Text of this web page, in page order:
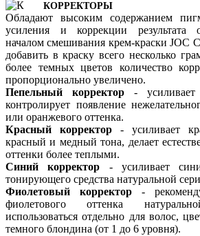
КОРРЕКТОРЫ
Обладают высоким содержанием
усиления и коррекции результата
началом смешивания крем-краски JOC
добавить в краску всего несколько
более темных цветов количество
пропорционально увеличено.
Пепельный корректор -
контролирует появление
или оранжевого оттенка.
Красный корректор - усиливает
красный и медный тона, делает
оттенки более теплыми.
Синий корректор - усиливает
тонирующего средства натуральной
Фиолетовый корректор -
фиолетового оттенка
использоваться отдельно для волос,
темного блондина (от 1 до 6 уровня).